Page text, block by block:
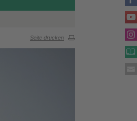
Seite drucken